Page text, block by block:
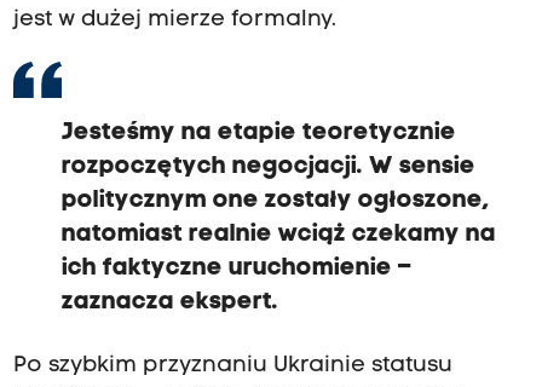
jest w dużej mierze formalny.
Jesteśmy na etapie teoretycznie
rozpoczętych negocjacji. W sensie
politycznym one zostały ogłoszone,
natomiast realnie wciąż czekamy na
ich faktyczne uruchomienie –
zaznacza ekspert.
Po szybkim przyznaniu Ukrainie statusu